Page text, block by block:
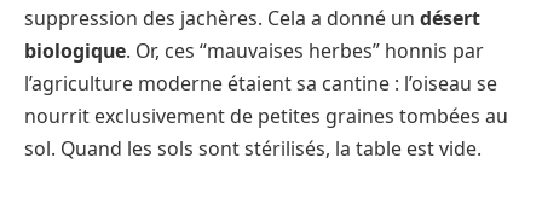
suppression des jachères. Cela a donné un désert
biologique. Or, ces “mauvaises herbes” honnis par
l’agriculture moderne étaient sa cantine : l’oiseau se
nourrit exclusivement de petites graines tombées au
sol. Quand les sols sont stérilisés, la table est vide.